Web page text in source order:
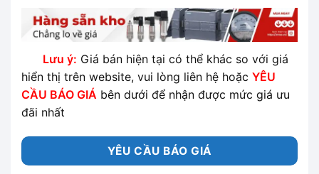
Lưu ý: Giá bán hiện tại có thể khác so với giá
hiển thị trên website, vui lòng liên hệ hoặc YÊU
CẦU BÁO GIÁ bên dưới để nhận được mức giá ưu
đãi nhất
YÊU CẦU BÁO GIÁ